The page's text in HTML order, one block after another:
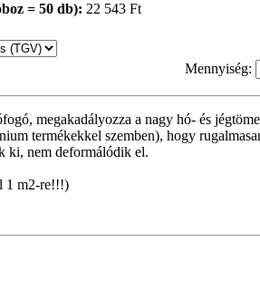
= 50 db): 22 543 Ft
Mennyiség:
megakadályozza a nagy hó- és
termékekkel szemben), hogy
ki, nem deformálódik el.
1 m2-re!!!)